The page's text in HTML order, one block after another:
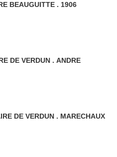
ALBERT SARRAUT . ET ANDRE BEAUGUITTE . 1906
SCHLEITER . FRANCOIS . MAIRE DE VERDUN . MARECHAUX